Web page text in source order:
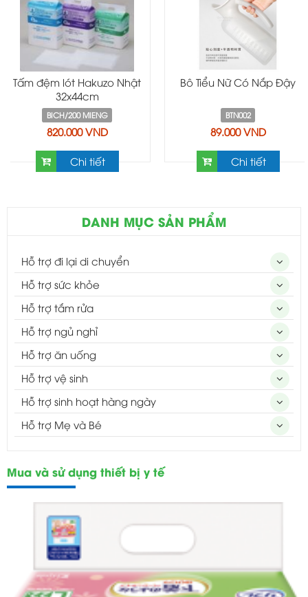
Tấm đệm lót Hakuzo Nhật
32x44cm
BICH/200 MIENG
820.000 VND
Chi tiết
Bô Tiểu Nữ Có Nắp Đậy
BTN002
89.000 VND
Chi tiết
DANH MỤC SẢN PHẨM
Hỗ trợ đi lại di chuyển
Hỗ trợ sức khỏe
Hỗ trợ tắm rửa
Hỗ trợ ngủ nghỉ
Hỗ trợ ăn uống
Hỗ trợ vệ sinh
Hỗ trợ sinh hoạt hàng ngày
Hỗ trợ Mẹ và Bé
Mua và sử dụng thiết bị y tế